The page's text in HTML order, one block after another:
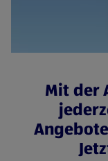
Mit der